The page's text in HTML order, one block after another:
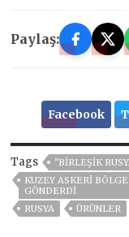
Paylaş:
Facebook
Tags "BIRLEŞIK
KUZEY ASKERI
GÖNDERDI
RUSYA
ÜRÜNLER